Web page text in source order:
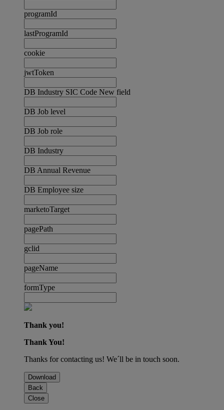
programId
lastProgramId
cookie
jwtToken
DB Industry SIC Code New field
DB Job level
DB Job role
DB Industry
DB Annual Revenue
DB Employee size
marketoTarget
pagePath
gclid
pageName
formType
Thank you!
Thank You!
Thanks for contacting us! We´ll be in touch soon.
Download
Back
Close